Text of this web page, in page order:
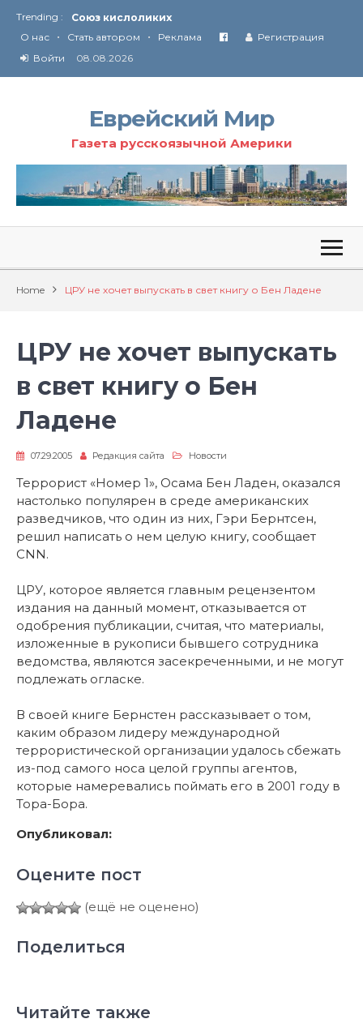
Trending :
Союз кислоликих
Соглашение США с Ираном
Технология Революции в Иране
О нас • Стать автором • Реклама
Регистрация
Войти
08.08.2026
Еврейский Мир
Газета русскоязычной Америки
Home ЦРУ не хочет выпускать в свет книгу о Бен Ладене
ЦРУ не хочет выпускать
в свет книгу о Бен
Ладене
07.29.2005 Редакция сайта Новости
Террорист «Номер 1», Осама Бен Ладен, оказался
настолько популярен в среде американских
разведчиков, что один из них, Гэри Бернтсен,
решил написать о нем целую книгу, сообщает
CNN.
ЦРУ, которое является главным рецензентом
издания на данный момент, отказывается от
одобрения публикации, считая, что материалы,
изложенные в рукописи бывшего сотрудника
ведомства, являются засекреченными, и не могут
подлежать огласке.
В своей книге Бернстен рассказывает о том,
каким образом лидеру международной
террористической организации удалось сбежать
из-под самого носа целой группы агентов,
которые намеревались поймать его в 2001 году в
Тора-Бора.
Опубликовал:
Оцените пост
(ещё не оценено)
Поделиться
Читайте также